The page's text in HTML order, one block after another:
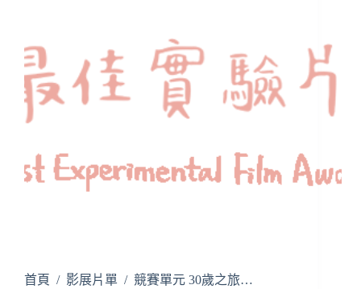
首頁 / 影展片單 / 競賽單元 30歲之旅…